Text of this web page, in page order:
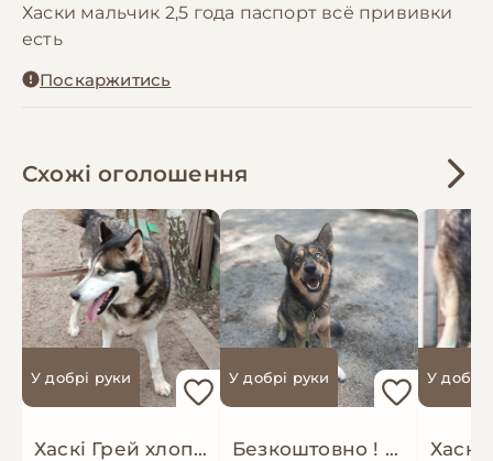
Хаски мальчик 2,5 года паспорт всё прививки
есть
Поскаржитись
Схожі оголошення
У добрі руки
Хаскі Грей хлопець
У добрі руки
Безкоштовно ! Метис хаскі
У добрі
Хаскі